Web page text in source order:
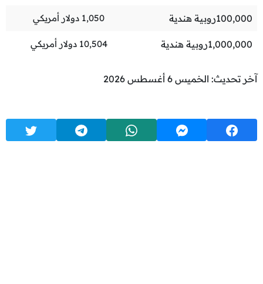
100,000روبية هندية 1,050 دولار أمريكي
1,000,000روبية هندية 10,504 دولار أمريكي
آخر تحديث: الخميس 6 أغسطس 2026